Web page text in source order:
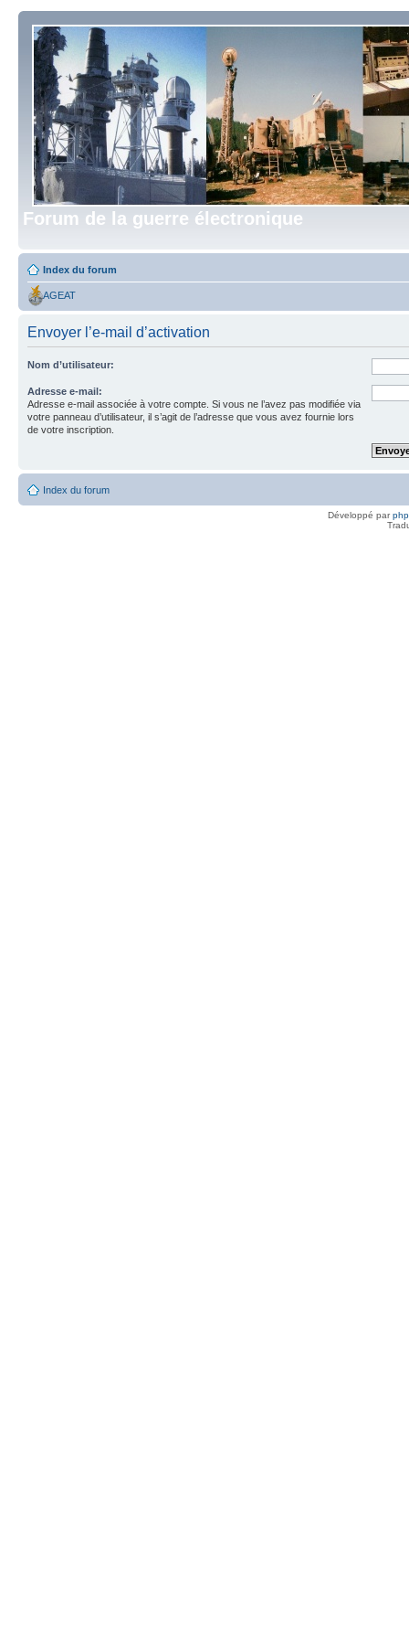
Forum de la guerre électronique
Index du forum
AGEAT
Envoyer l’e-mail d’activation
Nom d’utilisateur:
Adresse e-mail:
Adresse e-mail associée à votre compte. Si vous ne l’avez pas modifiée via
votre panneau d’utilisateur, il s’agit de l’adresse que vous avez fournie lors
de votre inscription.
Index du forum
Développé par